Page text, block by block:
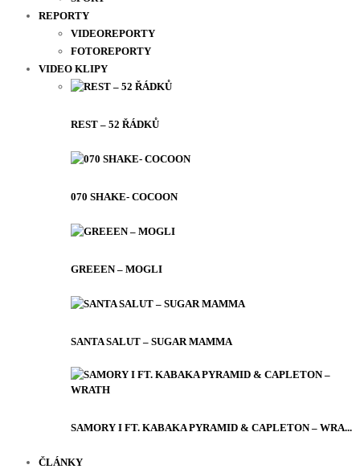
REPORTY
VIDEOREPORTY
FOTOREPORTY
VIDEO KLIPY
REST – 52 ŘÁDKŮ
070 SHAKE- COCOON
GREEEN – MOGLI
SANTA SALUT – SUGAR MAMMA
SAMORY I FT. KABAKA PYRAMID & CAPLETON – WRA...
ČLÁNKY